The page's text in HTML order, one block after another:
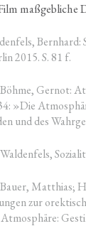
maß­geb­li­che
2015. S. 81 f.
Ger­not:
»Die
und des
Mat­thi­as;
zur